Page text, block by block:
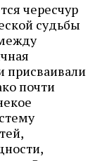
чересчур
судьбы
присваивали
почти